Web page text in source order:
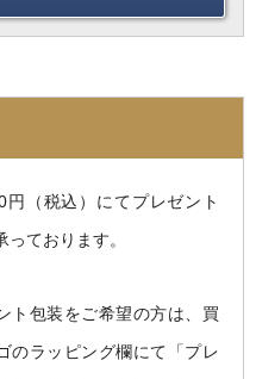
円（税込）にてプレゼント
っております。
ト包装をご希望の方は、買
のラッピング欄にて「プレ